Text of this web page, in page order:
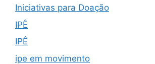
Iniciativas para Doação
IPÊ
IPÊ
ipe em movimento